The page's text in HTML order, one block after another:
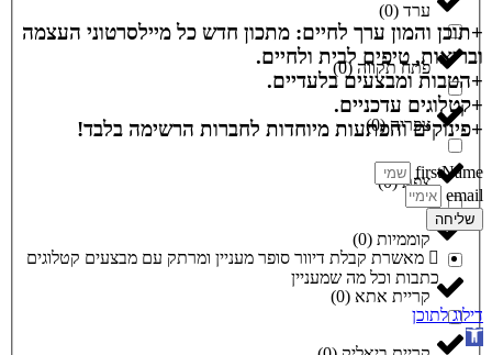
ערד (
0
)
פתח תקווה (
0
)
צפריה(
0
)
צפת(
0
)
קוממיות (
0
)
קריית אתא (
0
)
+תוכן והמון ערך לחיים: מתכון חדש כל מיילסרטוני העצמה
ובריאות, טיפים לבית ולחיים.
+הטבות ומבצעים בלעדיים.
+קטלוגים עדכניים.
+פינוקים והפתעות מיוחדות לחברות הרשימה בלבד!
firstName
email
שליחה
מאשרת קבלת דיוור סופר מעניין ומרתק עם מבצעים קטלוגים
כתבות וכל מה שמעניין
דילוג לתוכן
פתח סרגל נגישות